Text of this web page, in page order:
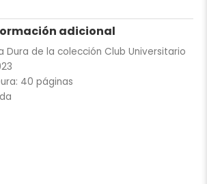
adicional
Dura de la colección Club Universitario
: 40 páginas